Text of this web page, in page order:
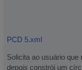
PCD 5.xml
Solicita ao usuário
depois constrói um